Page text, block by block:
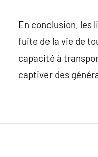
En conclusion, les
fuite de la vie de
capacité à
captiver des